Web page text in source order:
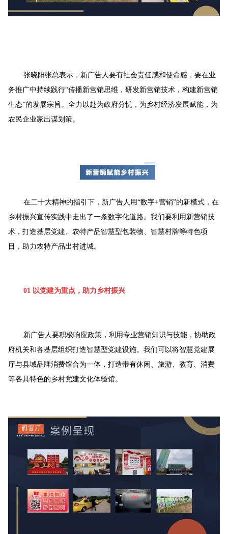
张晓阳张总表示，新广告人要有社会责任感和使命感，要在业
务推广中持续践行“传播新营销思维，研发新营销技术，构建新营销
生态”的发展宗旨。全力以赴为政府分忧，为乡村经济发展赋能，为
农民企业家出谋划策。
在二十大精神的指引下，新广告人用“数字+营销”的新模式，在
乡村振兴宣传实践中走出了一条数字化道路。我们要利用新营销技
术，打造基层党建、农特产品智慧型包装物、智慧村牌等特色项
目，助力农特产品出村进城。
01 以党建为重点，助力乡村振兴
新广告人要积极响应政策，利用专业营销知识与技能，协助政
府机关和各基层组织打造智慧型党建设施。我们可以将智慧党建展
厅与县域品牌消费馆合为一体，打造带有休闲、旅游、教育、消费
等各具特色的乡村党建文化体验馆。